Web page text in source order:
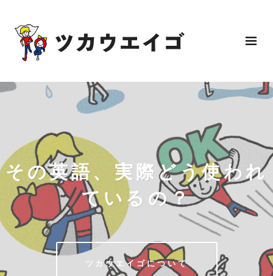
その英語、実際どう使われ
ているの？
ツカウエイゴについて